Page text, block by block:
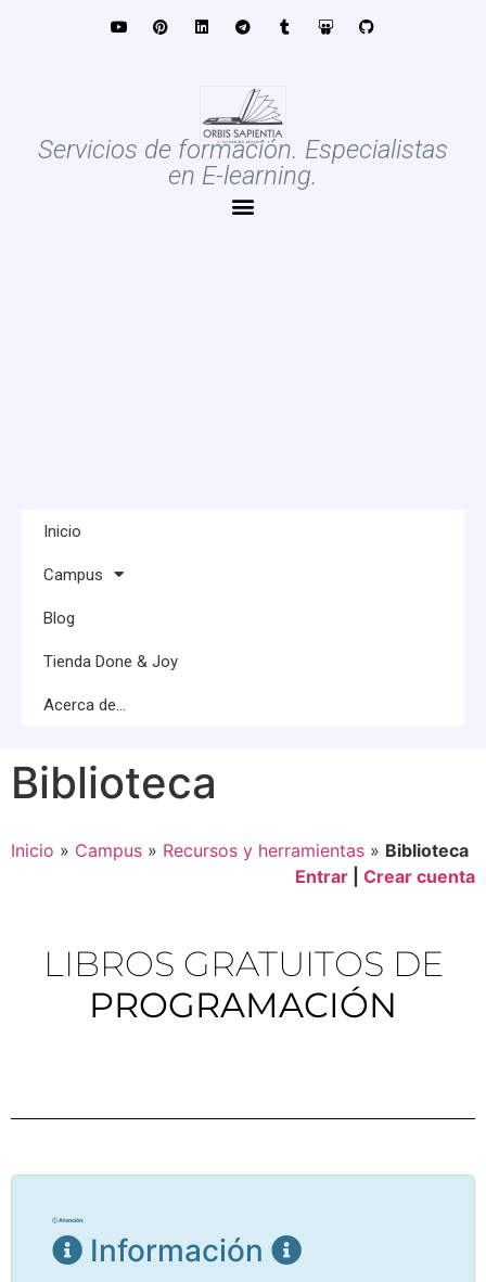
Servicios de formación. Especialistas
en E-learning.
Inicio
Campus
Blog
Tienda Done & Joy
Acerca de…
Biblioteca
Inicio » Campus » Recursos y herramientas » Biblioteca
Entrar
Crear cuenta
LIBROS GRATUITOS DE
PROGRAMACIÓN
Información